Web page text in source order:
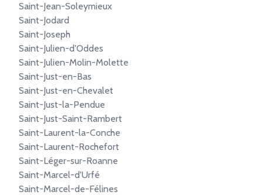
Saint-Jean-Soleymieux
Saint-Jodard
Saint-Joseph
Saint-Julien-d'Oddes
Saint-Julien-Molin-Molette
Saint-Just-en-Bas
Saint-Just-en-Chevalet
Saint-Just-la-Pendue
Saint-Just-Saint-Rambert
Saint-Laurent-la-Conche
Saint-Laurent-Rochefort
Saint-Léger-sur-Roanne
Saint-Marcel-d'Urfé
Saint-Marcel-de-Félines